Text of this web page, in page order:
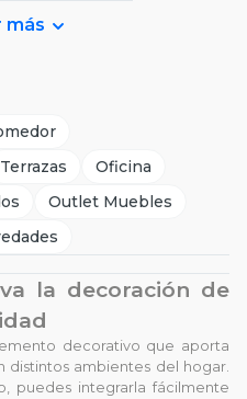
más
Terrazas
Oficina
Outlet Muebles
la decoración de
decorativo que aporta
distintos ambientes del hogar.
puedes integrarla fácilmente